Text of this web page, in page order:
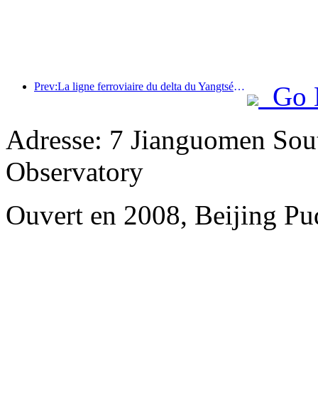
Prev:La ligne ferroviaire du delta du Yangtsé a transporté plus de 21,38 millions de passagers pendant les vacances du 1er mai.
Go
Adresse: 7 Jianguomen
Observatory
Ouvert en 2008, Beijing